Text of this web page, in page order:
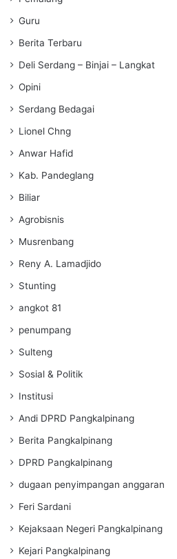
Guru
Berita Terbaru
Deli Serdang – Binjai – Langkat
Opini
Serdang Bedagai
Lionel Chng
Anwar Hafid
Kab. Pandeglang
Biliar
Agrobisnis
Musrenbang
Reny A. Lamadjido
Stunting
angkot 81
penumpang
Sulteng
Sosial & Politik
Institusi
Andi DPRD Pangkalpinang
Berita Pangkalpinang
DPRD Pangkalpinang
dugaan penyimpangan anggaran
Feri Sardani
Kejaksaan Negeri Pangkalpinang
Kejari Pangkalpinang